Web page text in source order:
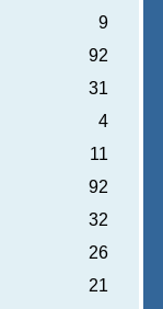
9
92
31
4
11
92
32
26
21